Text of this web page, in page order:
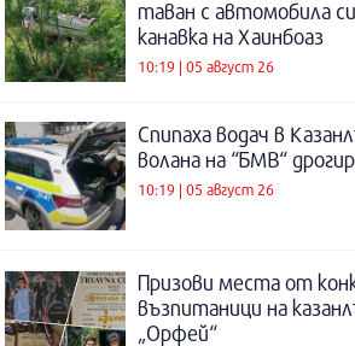
таван с автомобила
канавка на Хаинбоаз
10:19 | 05 август 26
Спипаха водач в
волана на “БМВ“
10:19 | 05 август 26
Призови места от
възпитаници на
„Орфей“